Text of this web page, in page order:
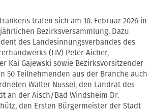
trafen sich am 10. Februar 2026 in
Bezirksversammlung. Dazu
des Landesinnungsverbandes des
(LIV) Peter Aicher,
Kai Gajewski sowie Bezirksvorsitzender
50 Teilnehmenden aus der Branche auch
Walter Nussel, den Landrat des
an der Aisch/Bad Windsheim Dr.
den Ersten Bürgermeister der Stadt